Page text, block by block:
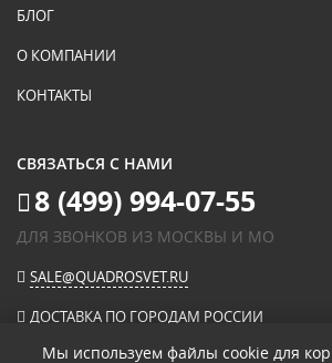
БЛОГ
О КОМПАНИИ
КОНТАКТЫ
СВЯЗАТЬСЯ С НАМИ
8 (499) 994-07-55
ДЛЯ ЗВОНКОВ ИЗ МОСКВЫ И МО
SALE@QUADROSVET.RU
ДОСТАВКА ПО ГОРОДАМ РОССИИ
Мы используем файлы cookie для